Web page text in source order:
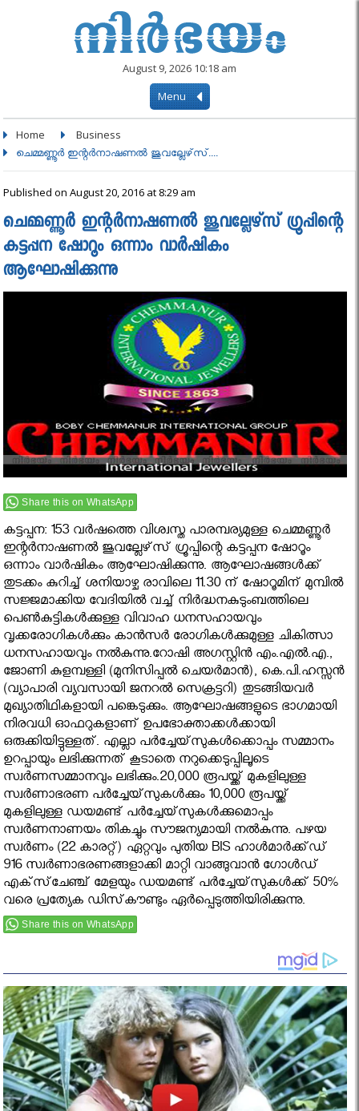
August 9, 2026 10:18 am
Menu
Home Business
ചെമ്മണ്ണൂര്‍ ഇന്റര്‍നാഷണല്‍ ജുവല്ലേഴ്‌സ്....
Published on August 20, 2016 at 8:29 am
ചെമ്മണ്ണൂര്‍ ഇന്റര്‍നാഷണല്‍ ജുവല്ലേഴ്‌സ് ഗ്രൂപ്പിന്റെ
കട്ടപ്പന ഷോറൂം ഒന്നാം വാര്‍ഷികം
ആഘോഷിക്കുന്നു
Share this on WhatsApp
കട്ടപ്പന: 153 വര്‍ഷത്തെ വിശ്വസ്ത പാരമ്പര്യമുള്ള ചെമ്മണ്ണൂര്‍
ഇന്റര്‍നാഷണല്‍ ജുവല്ലേഴ്‌സ് ഗ്രൂപ്പിന്റെ കട്ടപ്പന ഷോറൂം
ഒന്നാം വാര്‍ഷികം ആഘോഷിക്കുന്നു. ആഘോഷങ്ങള്‍ക്ക്
തുടക്കം കുറിച്ച് ശനിയാഴ്ച രാവിലെ 11.30 ന് ഷോറൂമിന് മുമ്പില്‍
സജ്ജമാക്കിയ വേദിയില്‍ വച്ച് നിര്‍ദ്ധനകുടുംബത്തിലെ
പെണ്‍കുട്ടികള്‍ക്കുള്ള വിവാഹ ധനസഹായവും
വൃക്കരോഗികള്‍ക്കും കാന്‍സര്‍ രോഗികള്‍ക്കുമുള്ള ചികിത്സാ
ധനസഹായവും നല്‍കുന്നു.റോഷി അഗസ്റ്റിന്‍ എം.എല്‍.എ.,
ജോണി കുളമ്പള്ളി (മുനിസിപ്പല്‍ ചെയര്‍മാന്‍), കെ.പി.ഹസ്സന്‍
(വ്യാപാരി വ്യവസായി ജനറല്‍ സെക്രട്ടറി) തുടങ്ങിയവര്‍
മുഖ്യാതിഥികളായി പങ്കെടുക്കും. ആഘോഷങ്ങളുടെ ഭാഗമായി
നിരവധി ഓഫറുകളാണ് ഉപഭോക്താക്കള്‍ക്കായി
ഒരുക്കിയിട്ടുള്ളത്. എല്ലാ പര്‍ച്ചേയ്‌സുകള്‍ക്കൊപ്പം സമ്മാനം
ഉറപ്പായും ലഭിക്കുന്നത് കൂടാതെ നറുക്കെടുപ്പിലൂടെ
സ്വര്‍ണസമ്മാനവും ലഭിക്കും.20,000 രൂപയ്ക്ക് മുകളിലുള്ള
സ്വര്‍ണാഭരണ പര്‍ച്ചേയ്‌സുകള്‍ക്കും 10,000 രൂപയ്ക്ക്
മുകളിലുള്ള ഡയമണ്ട് പര്‍ച്ചേയ്‌സുകള്‍ക്കുമൊപ്പം
സ്വര്‍ണനാണയം തികച്ചും സൗജന്യമായി നല്‍കുന്നു. പഴയ
സ്വര്‍ണം (22 കാരറ്റ്) ഏറ്റവും പുതിയ BIS ഹാള്‍മാര്‍ക്ക്ഡ്
916 സ്വര്‍ണാഭരണങ്ങളാക്കി മാറ്റി വാങ്ങുവാന്‍ ഗോള്‍ഡ്
എക്‌സ്‌ചേഞ്ച് മേളയും ഡയമണ്ട് പര്‍ച്ചേയ്‌സുകള്‍ക്ക് 50%
വരെ പ്രത്യേക ഡിസ്‌കൗണ്ടും ഏര്‍പ്പെടുത്തിയിരിക്കുന്നു.
Share this on WhatsApp